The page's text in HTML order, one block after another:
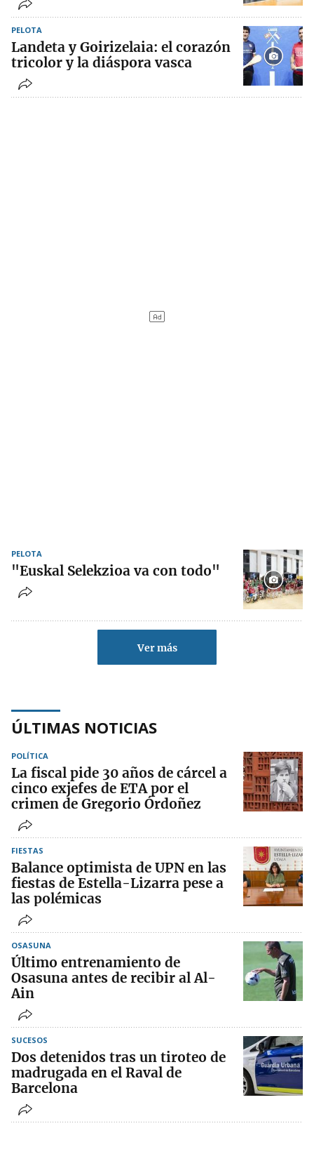
PELOTA
Landeta y Goirizelaia: el corazón
tricolor y la diáspora vasca
PELOTA
"Euskal Selekzioa va con todo"
Ver más
ÚLTIMAS NOTICIAS
POLÍTICA
La fiscal pide 30 años de cárcel a
cinco exjefes de ETA por el
crimen de Gregorio Órdoñez
FIESTAS
Balance optimista de UPN en las
fiestas de Estella-Lizarra pese a
las polémicas
OSASUNA
Último entrenamiento de
Osasuna antes de recibir al Al-
Ain
SUCESOS
Dos detenidos tras un tiroteo de
madrugada en el Raval de
Barcelona